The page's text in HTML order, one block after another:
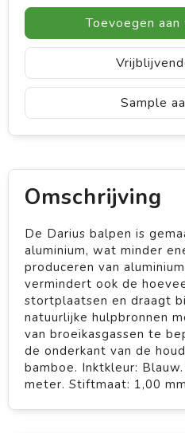
Toevoegen
Sample
Omschrijving
De Darius balpen is
aluminium, wat minder
produceren van
vermindert ook de
stortplaatsen en draagt
natuurlijke hulpbronnen
van broeikasgassen te
de onderkant van de
bamboe. Inktkleur:
meter. Stiftmaat: 1,00